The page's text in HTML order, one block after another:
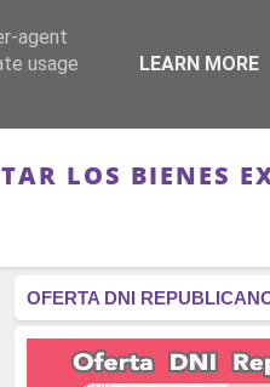
RÉGIMEN - MONARQUÍA
LOS BIENES
OFERTA DNI
agent
usage
LEARN MORE